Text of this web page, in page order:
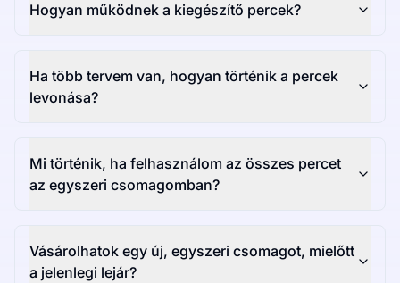
Hogyan működnek a kiegészítő percek?
Ha több tervem van, hogyan történik a percek
levonása?
Mi történik, ha felhasználom az összes percet
az egyszeri csomagomban?
Vásárolhatok egy új, egyszeri csomagot, mielőtt
a jelenlegi lejár?